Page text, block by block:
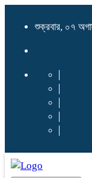
শুক্রবার, ০৭